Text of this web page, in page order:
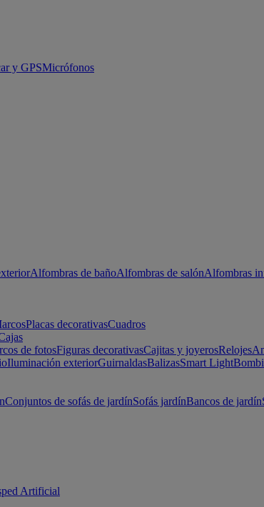
y GPSMicrófonos
Alfombras de bañoAlfombras de salónAlfombras
Placas decorativasCuadros
de fotosFiguras decorativasCajitas y joyerosRelojes
Iluminación exteriorGuirnaldasBalizasSmart Light
Conjuntos de sofás de jardínSofás jardínBancos de jardín
Artificial